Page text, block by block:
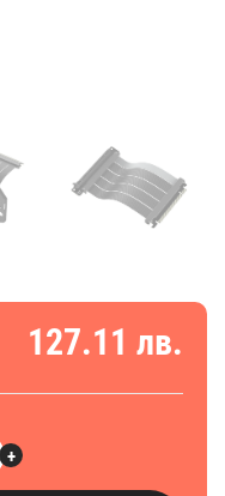
127.11 лв.
+